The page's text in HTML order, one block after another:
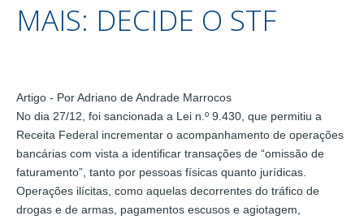
MAIS: DECIDE O STF
Artigo - Por Adriano de Andrade Marrocos
No dia 27/12, foi sancionada a Lei n.º 9.430, que permitiu a
Receita Federal incrementar o acompanhamento de operações
bancárias com vista a identificar transações de “omissão de
faturamento”, tanto por pessoas físicas quanto jurídicas.
Operações ilícitas, como aquelas decorrentes do tráfico de
drogas e de armas, pagamentos escusos e agiotagem,